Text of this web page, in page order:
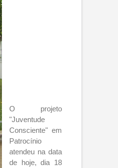
O projeto
"Juventude
Consciente" em
Patrocínio
atendeu na data
de hoje, dia 18